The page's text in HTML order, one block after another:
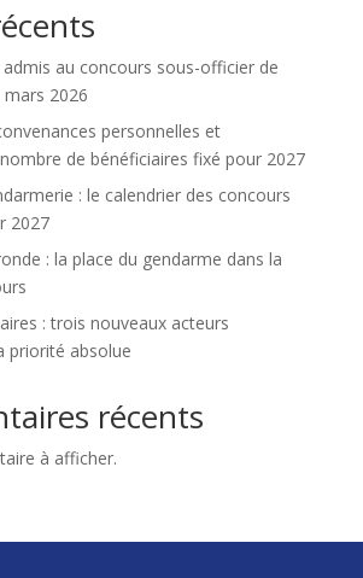
admis au concours sous-officier de
2026
personnelles et
de bénéficiaires fixé pour 2027
: le calendrier des concours
2027
: la place du gendarme dans la
: trois nouveaux acteurs
priorité absolue
récents
à afficher.